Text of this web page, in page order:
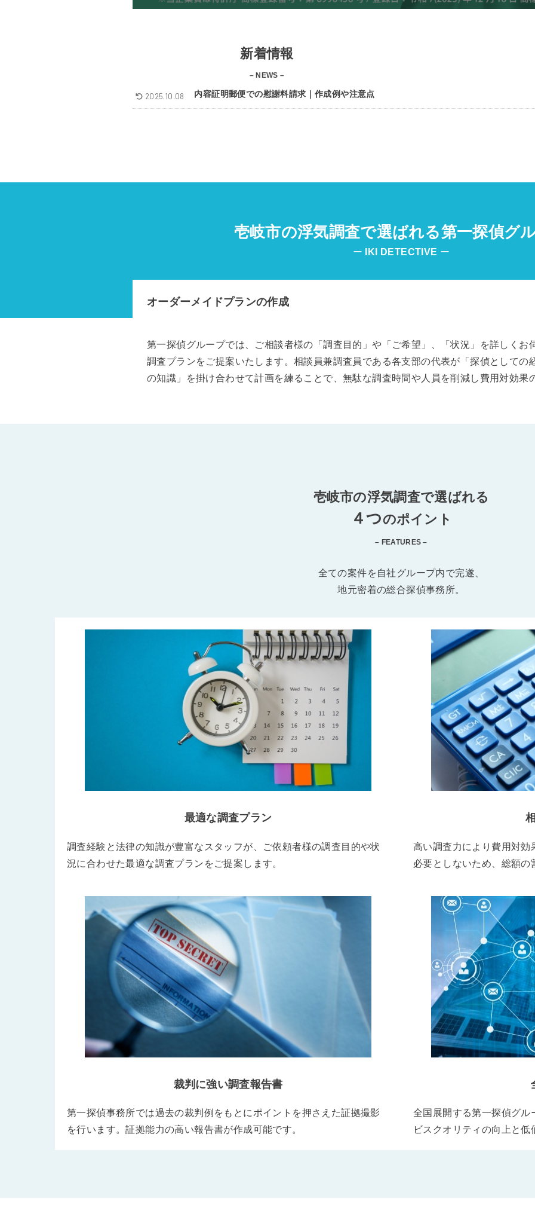
新着情報
– NEWS –
内容証明郵便での慰謝料請求｜作成例や注意点
2025.10.08
壱岐市の浮気調査で選ばれる第一探偵グ
ー IKI DETECTIVE ー
オーダーメイドプランの作成
第一探偵グループでは、ご相談者様の「調査目的」や「ご希望」、「状況」を詳しくお
調査プランをご提案いたします。相談員兼調査員である各支部の代表が「探偵としての
の知識」を掛け合わせて計画を練ることで、無駄な調査時間や人員を削減し費用対効果
壱岐市の浮気調査で選ばれる
４つのポイント
– FEATURES –
全ての案件を自社グループ内で完遂、
地元密着の総合探偵事務所。
最適な調査プラン
調査経験と法律の知識が豊富なスタッフが、ご依頼者様の調査目的や状
況に合わせた最適な調査プランをご提案します。
高い調査力により費用対
必要としないため、総額
裁判に強い調査報告書
第一探偵事務所では過去の裁判例をもとにポイントを押さえた証拠撮影
を行います。証拠能力の高い報告書が作成可能です。
全国展開する第一探偵グ
ビスクオリティの向上と